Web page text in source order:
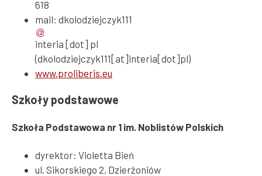
618
mail: dkolodziejczyk111
interia [dot] pl
(dkolodziejczyk111[at]interia[dot]pl)
www.proliberis.eu
Szkoły podstawowe
Szkoła Podstawowa nr 1 im. Noblistów Polskich
dyrektor: Violetta Bień
ul. Sikorskiego 2, Dzierżoniów